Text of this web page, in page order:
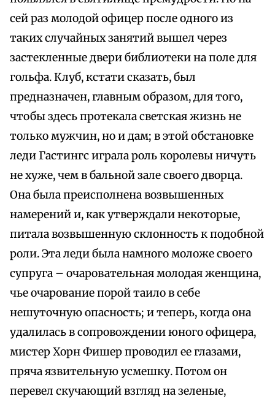
сей раз молодой офицер после одного из
таких случайных занятий вышел через
застекленные двери библиотеки на поле для
гольфа. Клуб, кстати сказать, был
предназначен, главным образом, для того,
чтобы здесь протекала светская жизнь не
только мужчин, но и дам; в этой обстановке
леди Гастингс играла роль королевы ничуть
не хуже, чем в бальной зале своего дворца.
Она была преисполнена возвышенных
намерений и, как утверждали некоторые,
питала возвышенную склонность к подобной
роли. Эта леди была намного моложе своего
супруга – очаровательная молодая женщина,
чье очарование порой таило в себе
нешуточную опасность; и теперь, когда она
удалилась в сопровождении юного офицера,
мистер Хорн Фишер проводил ее глазами,
пряча язвительную усмешку. Потом он
перевел скучающий взгляд на зеленые,